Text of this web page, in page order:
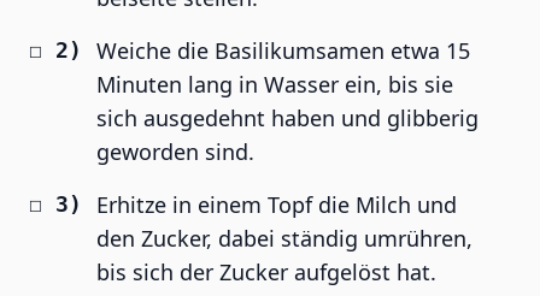
Weiche die Basilikumsamen etwa 15
Minuten lang in Wasser ein, bis sie
sich ausgedehnt haben und glibberig
geworden sind.
Erhitze in einem Topf die Milch und
den Zucker, dabei ständig umrühren,
bis sich der Zucker aufgelöst hat.